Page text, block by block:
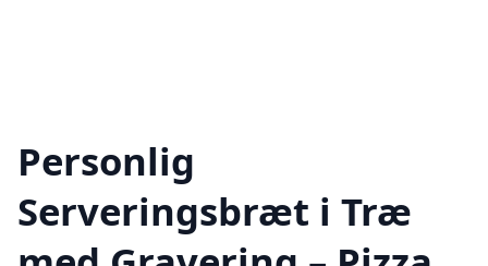
Personlig
Serveringsbræt i Træ